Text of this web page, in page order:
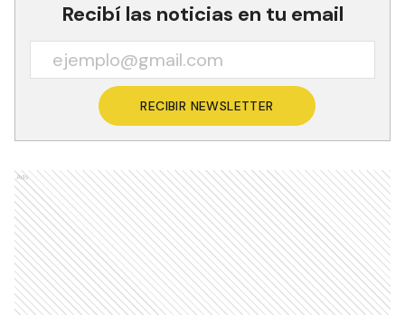
Recibí las noticias en tu email
RECIBIR NEWSLETTER
Ads